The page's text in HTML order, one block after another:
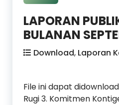
LAPORAN
BULANAN
Download, Laporan
File ini dapat
Rugi 3. Komitmen